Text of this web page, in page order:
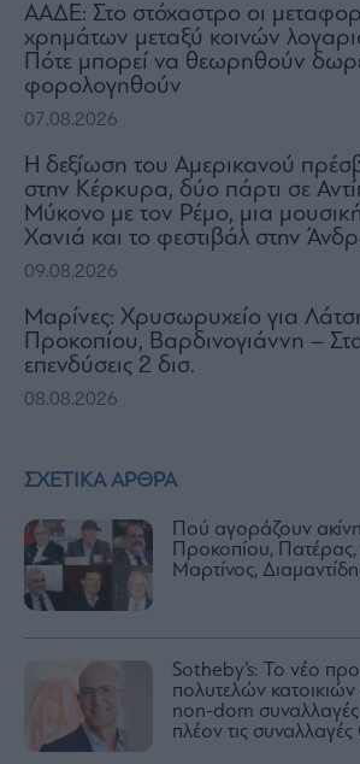
ΣΧΕΤΙΚΑ ΑΡΘΡΑ
Πού αγοράζουν
Προκοπίου,
Μαρτίνος,
Sotheby’s: Το νέο
πολυτελών
non-dom
πλέον τις
ΑΑΔΕ: Στο στόχαστρο οι
χρημάτων μεταξύ κοινών
Πότε μπορεί να θεωρηθούν
φορολογηθούν
07.08.2026
H δεξίωση του Αμερικανού
στην Κέρκυρα, δύο πάρτι σε
Μύκονο με τον Ρέμο, μια
Χανιά και το φεστιβάλ στην
09.08.2026
Μαρίνες: Χρυσωρυχείο για
Προκοπίου, Βαρδινογιάννη –
επενδύσεις 2 δισ.
08.08.2026